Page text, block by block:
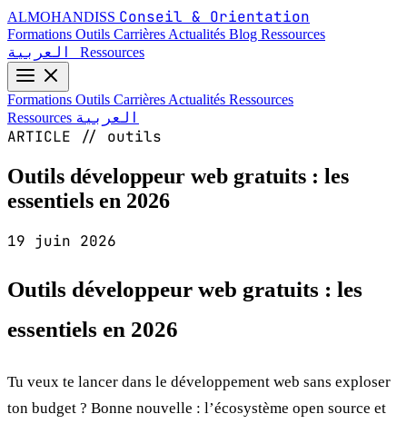
ALMOHANDISS Conseil & Orientation
Formations Outils Carrières Actualités Blog Ressources
Ressources
Formations Outils Carrières Actualités Ressources
Ressources العربية
ARTICLE // outils
Outils développeur web gratuits : les
essentiels en 2026
19 juin 2026
Outils développeur web gratuits : les
essentiels en 2026
Tu veux te lancer dans le développement web sans exploser
ton budget ? Bonne nouvelle : l’écosystème open source et